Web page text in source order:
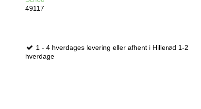
49117
1 - 4 hverdages levering eller afhent i Hillerød 1-2
hverdage